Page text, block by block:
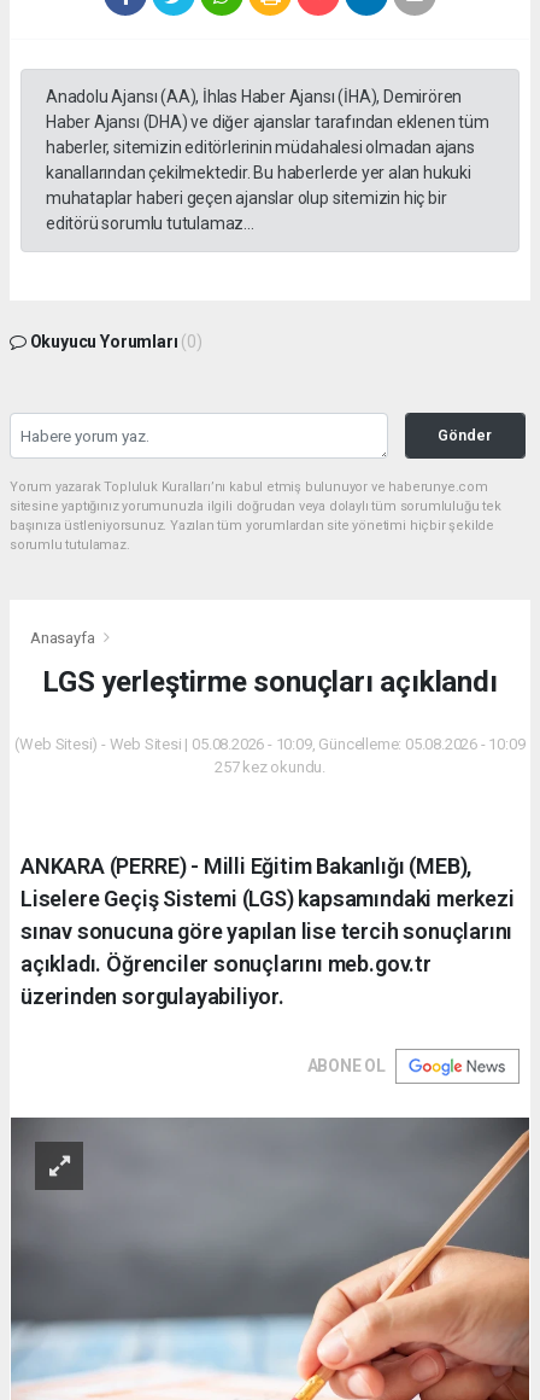
Anadolu Ajansı (AA), İhlas Haber Ajansı (İHA), Demirören
Haber Ajansı (DHA) ve diğer ajanslar tarafından eklenen tüm
haberler, sitemizin editörlerinin müdahalesi olmadan ajans
kanallarından çekilmektedir. Bu haberlerde yer alan hukuki
muhataplar haberi geçen ajanslar olup sitemizin hiç bir
editörü sorumlu tutulamaz...
Okuyucu Yorumları (0)
Gönder
Yorum yazarak Topluluk Kuralları’nı kabul etmiş bulunuyor ve haberunye.com
sitesine yaptığınız yorumunuzla ilgili doğrudan veya dolaylı tüm sorumluluğu tek
başınıza üstleniyorsunuz. Yazılan tüm yorumlardan site yönetimi hiçbir şekilde
sorumlu tutulamaz.
Anasayfa
LGS yerleştirme sonuçları açıklandı
(Web Sitesi) - Web Sitesi | 05.08.2026 - 10:09, Güncelleme: 05.08.2026 - 10:09
257 kez okundu.
ANKARA (PERRE) - Milli Eğitim Bakanlığı (MEB),
Liselere Geçiş Sistemi (LGS) kapsamındaki merkezi
sınav sonucuna göre yapılan lise tercih sonuçlarını
açıkladı. Öğrenciler sonuçlarını meb.gov.tr
üzerinden sorgulayabiliyor.
ABONE OL